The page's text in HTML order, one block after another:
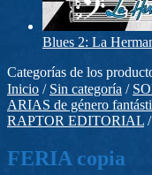
Blues 2: La
Categorías de los
Inicio / Sin categoría /
ARIAS de género
RAPTOR EDITORIAL /
FERIA copia